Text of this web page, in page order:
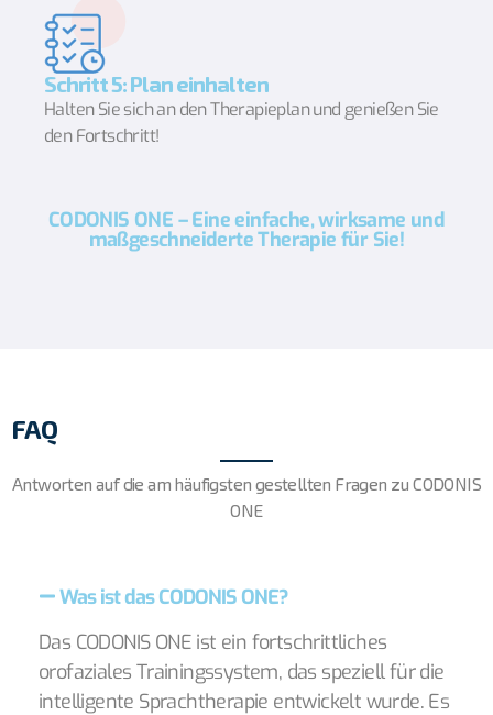
Schritt 5: Plan einhalten
Halten Sie sich an den Therapieplan und genießen Sie
den Fortschritt!
CODONIS ONE – Eine einfache, wirksame und
maßgeschneiderte Therapie für Sie!
FAQ
Antworten auf die am häufigsten gestellten Fragen zu CODONIS
ONE
Was ist das CODONIS ONE?
Das CODONIS ONE ist ein fortschrittliches
orofaziales Trainingssystem, das speziell für die
intelligente Sprachtherapie entwickelt wurde. Es